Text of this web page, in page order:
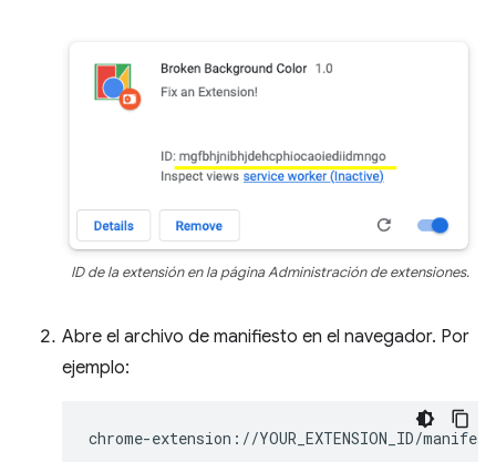
ID de la extensión en la página Administración de extensiones.
Abre el archivo de manifiesto en el navegador. Por
ejemplo: